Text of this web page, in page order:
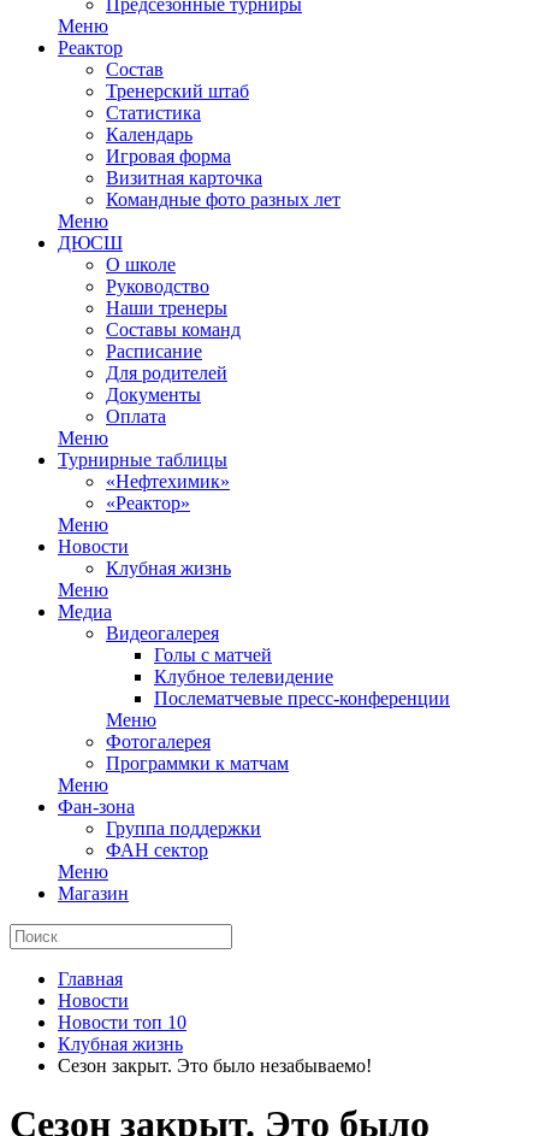
Предсезонные турниры
Меню
Реактор
Состав
Тренерский штаб
Статистика
Календарь
Игровая форма
Визитная карточка
Командные фото разных лет
Меню
ДЮСШ
О школе
Руководство
Наши тренеры
Составы команд
Расписание
Для родителей
Документы
Оплата
Меню
Турнирные таблицы
«Нефтехимик»
«Реактор»
Меню
Новости
Клубная жизнь
Меню
Медиа
Видеогалерея
Голы с матчей
Клубное телевидение
Послематчевые пресс-конференции
Меню
Фотогалерея
Программки к матчам
Меню
Фан-зона
Группа поддержки
ФАН сектор
Меню
Магазин
Главная
Новости
Новости топ 10
Клубная жизнь
Сезон закрыт. Это было незабываемо!
Сезон закрыт. Это было